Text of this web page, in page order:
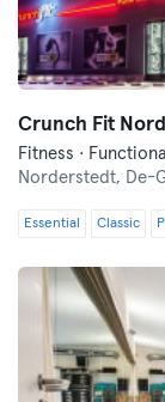
Crunch Fit
Fitness ·
Norderstedt, De-
Essential Classic